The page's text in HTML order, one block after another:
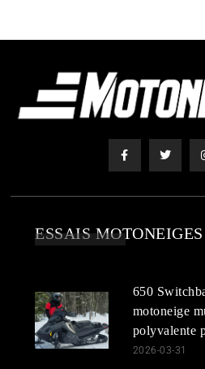
ESSAIS MOTONEIGES
650
motoneige
polyvalente
2026-03-31